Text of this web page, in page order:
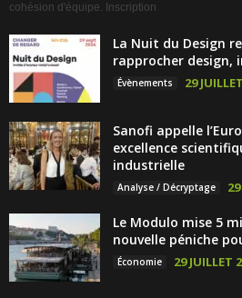
cohésion d'équipe. Inscription
La Nuit du Design
rapprocher design,
Évènements 29
Sanofi appelle
excellence
industrielle
Analyse / Décryptage
Le Modulo mise 5
nouvelle péniche
Économie 29 JUILLET